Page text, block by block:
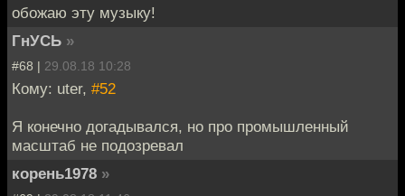
обожаю эту музыку!
ГнУСЬ »
#68 | 29.08.18 10:28
Кому: uter, #52
Я конечно догадывался, но про промышленный
масштаб не подозревал
корень1978 »